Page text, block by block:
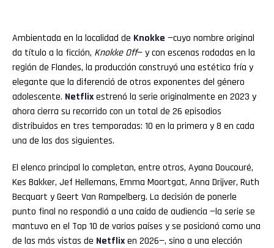
Ambientada en la localidad de Knokke —cuyo nombre original
da título a la ficción, Knokke Off— y con escenas rodadas en la
región de Flandes, la producción construyó una estética fría y
elegante que la diferenció de otros exponentes del género
adolescente. Netflixestrenó la serie originalmente en 2023 y
ahora cierra su recorrido con un total de 26 episodios
distribuidos en tres temporadas: 10 en la primera y 8 en cada
una de las dos siguientes.
El elenco principal lo completan, entre otros, Ayana Doucouré,
Kes Bakker, Jef Hellemans, Emma Moortgat, Anna Drijver, Ruth
Becquart y Geert Van Rampelberg. La decisión de ponerle
punto final no respondió a una caída de audiencia —la serie se
mantuvo en el Top 10 de varios países y se posicionó como una
de las más vistas de Netflixen 2026—, sino a una elección